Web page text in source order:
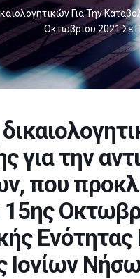
Για Την
Οκτωβρίου 2021 Σε
για την
που
15ης
Ιονίων